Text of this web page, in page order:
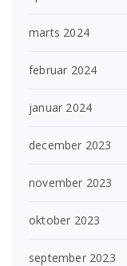
marts 2024
februar 2024
januar 2024
december 2023
november 2023
oktober 2023
september 2023